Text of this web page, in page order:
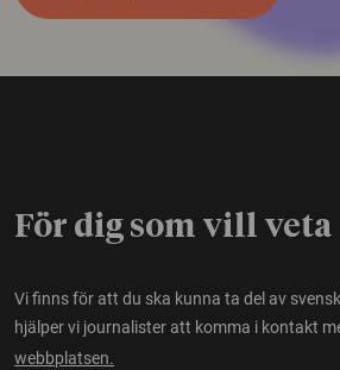
För dig som vill veta
Vi finns för att du ska kunna ta del av
hjälper vi journalister att komma i kontakt
webbplatsen.